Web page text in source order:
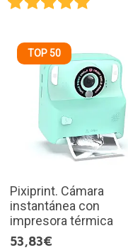
TOP 50
Pixiprint. Cámara
instantánea con
impresora térmica
53,83€